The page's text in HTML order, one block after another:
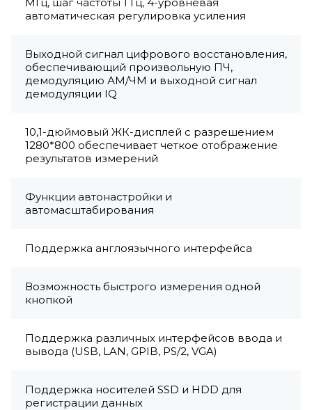
автоматическая регулировка усиления
Выходной сигнал цифрового восстановления,
обеспечивающий произвольную ПЧ,
демодуляцию АМ/ЧМ и выходной сигнал
демодуляции IQ
10,1-дюймовый ЖК-дисплей с разрешением
1280*800 обеспечивает четкое отображение
результатов измерений
Функции автонастройки и
автомасштабирования
Поддержка англоязычного интерфейса
Возможность быстрого измерения одной
кнопкой
Поддержка различных интерфейсов ввода и
вывода (USB, LAN, GPIB, PS/2, VGA)
Поддержка носителей SSD и HDD для
регистрации данных